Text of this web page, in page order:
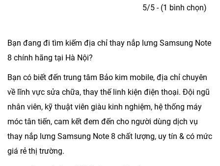
5/5 - (1 bình chọn)
Bạn đang đi tìm kiếm địa chỉ thay nắp lưng Samsung Note
8 chính hãng tại Hà Nội?
Bạn có biết đến trung tâm Bảo kim mobile, địa chỉ chuyên
về lĩnh vực sửa chữa, thay thế linh kiện điện thoại. Đội ngũ
nhân viên, kỹ thuật viên giàu kinh nghiệm, hệ thống máy
móc tân tiến, cam kết đem đến cho người dùng dịch vụ
thay nắp lưng Samsung Note 8 chất lượng, uy tín & có mức
giá rẻ thị trường.